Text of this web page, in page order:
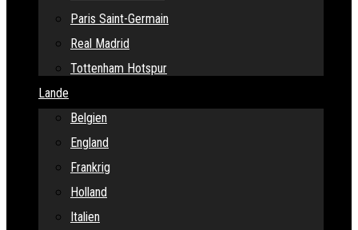
Paris Saint-Germain
Real Madrid
Tottenham Hotspur
Lande
Belgien
England
Frankrig
Holland
Italien